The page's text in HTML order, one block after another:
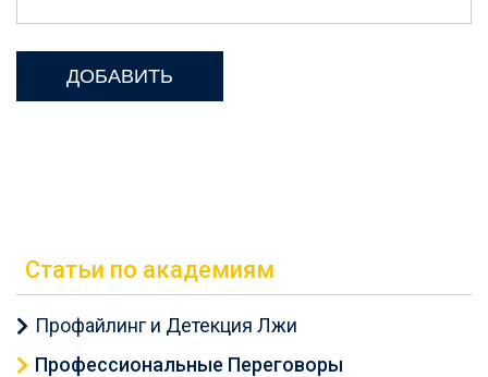
Статьи по академиям
Профайлинг и Детекция Лжи
Профессиональные Переговоры